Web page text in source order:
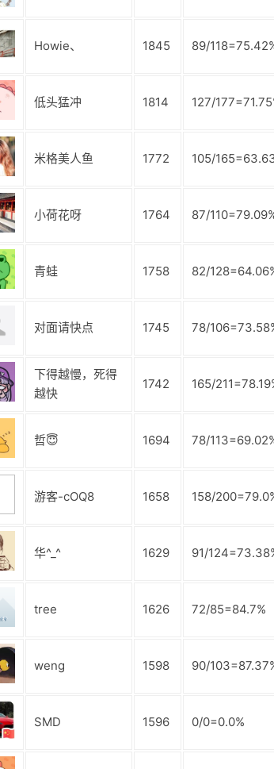
Howie、 1845 89/
低头猛冲 1814 127/
米格美人鱼 1772 105/
小荷花呀 1764 87/
青蛙 1758 82/
对面请快点 1745 78/
下得越慢，死得
越快
1742 165/
哲😇 1694 78/
游客-cOQ8 1658 158/
华^_^ 1629 91/
tree 1626 72/85=84.7%
weng 1598 90/
SMD 1596 0/0=0.0%